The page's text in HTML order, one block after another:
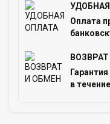
Оплата
в